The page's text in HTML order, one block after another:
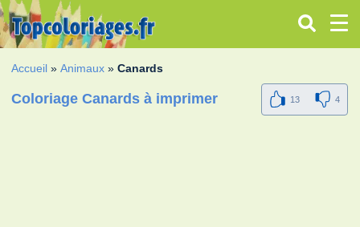
Accueil »Animaux »Canards
Coloriage Canards à imprimer 13 4